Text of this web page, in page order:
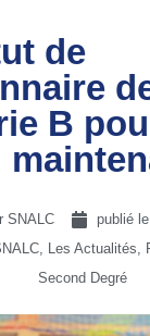
de
B
SNALC publié le
, Les Actualités,
Second Degré